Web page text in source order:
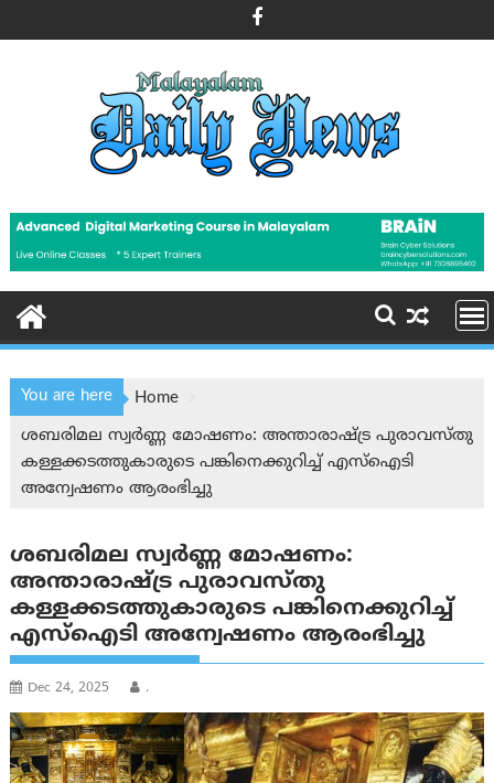
to
You are here
Home
ശബരിമല സ്വര്‍ണ്ണ മോഷണം: അന്താരാഷ്ട്ര പുരാവസ്തു
കള്ളക്കടത്തുകാരുടെ പങ്കിനെക്കുറിച്ച് എസ്‌ഐടി
അന്വേഷണം ആരംഭിച്ചു
ശബരിമല സ്വര്‍ണ്ണ മോഷണം:
അന്താരാഷ്ട്ര പുരാവസ്തു
കള്ളക്കടത്തുകാരുടെ പങ്കിനെക്കുറിച്ച്
എസ്‌ഐടി അന്വേഷണം ആരംഭിച്ചു
Dec 24, 2025 .